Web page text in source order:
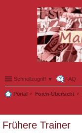
Schnellzugriff ▼ FAQ
Portal Foren-Übersicht
Frühere Trainer